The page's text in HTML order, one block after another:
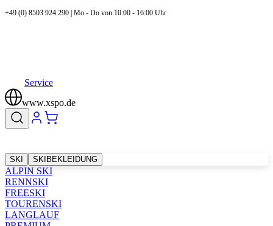
+49 (0) 8503 924 290 | Mo - Do von 10:00 - 16:00 Uhr
Service
www.xspo.de
SKI SKIBEKLEIDUNG
ALPIN SKI
RENNSKI
FREESKI
TOURENSKI
LANGLAUF